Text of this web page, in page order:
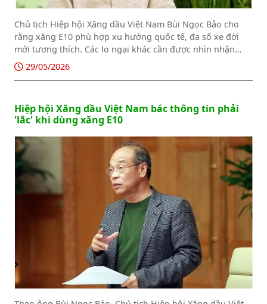
Chủ tịch Hiệp hội Xăng dầu Việt Nam Bùi Ngọc Bảo cho
rằng xăng E10 phù hợp xu hướng quốc tế, đa số xe đời
mới tương thích. Các lo ngại khác cần được nhìn nhận
khoa học.
29/05/2026
Hiệp hội Xăng dầu Việt Nam bác thông tin phải
'lắc' khi dùng xăng E10